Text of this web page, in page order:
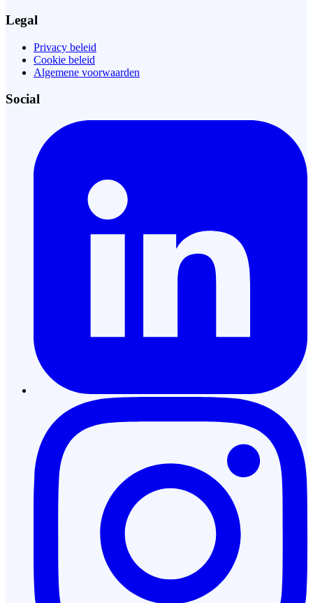
Legal
Privacy beleid
Cookie beleid
Algemene voorwaarden
Social